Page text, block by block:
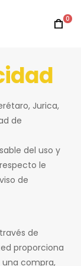
0
Jurica,
de
del uso y
le
de
de
proporciona
compra,